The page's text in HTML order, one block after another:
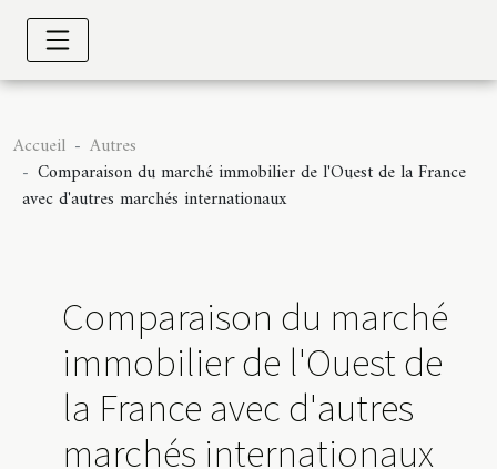
Accueil
Autres
Comparaison du marché immobilier de l'Ouest de la France
avec d'autres marchés internationaux
Comparaison du marché
immobilier de l'Ouest de
la France avec d'autres
marchés internationaux